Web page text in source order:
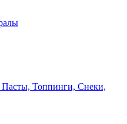
Пасты, Топпинги, Снеки,